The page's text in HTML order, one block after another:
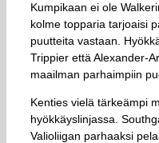
Kumpikaan ei ole
kolme topparia tarjoaisi
puutteita vastaan.
Trippier että Alexander-
maailman parhaimpiin
Kenties vielä tärkeämpi
hyökkäyslinjassa.
Valioliigan parhaaksi